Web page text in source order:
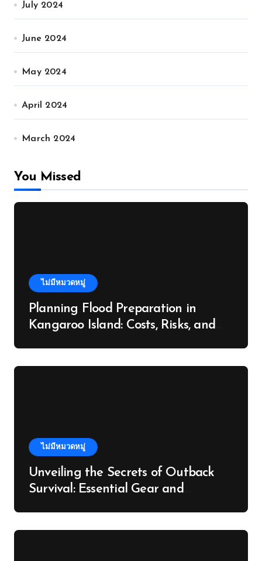
July 2024
June 2024
May 2024
April 2024
March 2024
You Missed
ไม่มีหมวดหมู่
Planning Flood Preparation in
Kangaroo Island: Costs, Risks, and
ไม่มีหมวดหมู่
Unveiling the Secrets of Outback
Survival: Essential Gear and